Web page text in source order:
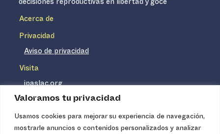
Valoramos tu privacidad
Usamos cookies para mejorar su experiencia de navegación,
mostrarle anuncios o contenidos personalizados y analizar
decisiones reproductivas en libertad y goce
Acerca de
Privacidad
Aviso de privacidad
Visita
ipaslac.org
ipasmexico.org
Ipas no es un distribuidor de insumos médicos. Nuestros